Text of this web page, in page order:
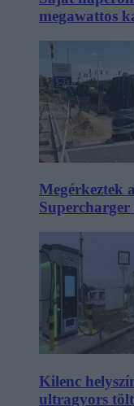
megawattos
Megérkeztek
Kilenc
ultragyors